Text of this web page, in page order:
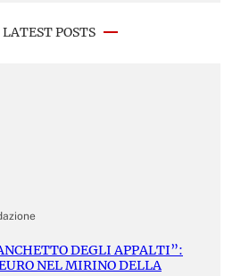
LATEST POSTS
DEGLI APPALTI”:
NEL MIRINO DELLA